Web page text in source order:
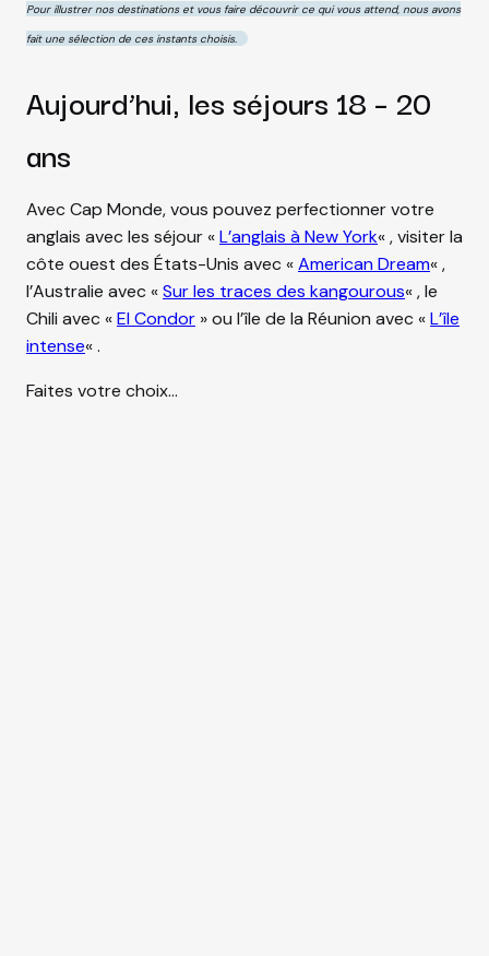
ACCUEIL
SÉJOURS DE VACANCES
SÉJOURS LINGUISTIQUES
CLASSES DE DÉCOUVERTES
Pour illustrer nos destinations et vous faire découvrir ce qui vous attend, nous avons
fait une sélection de ces instants choisis.
Aujourd’hui, les séjours 18 – 20
ans
Avec Cap Monde, vous pouvez perfectionner votre
anglais avec les séjour «L’anglais à New York« , visiter la
côte ouest des États-Unis avec «American Dream« ,
l’Australie avec «Sur les traces des kangourous« , le
Chili avec «El Condor » ou l’île de la Réunion avec «L’île
intense« .
Faites votre choix…